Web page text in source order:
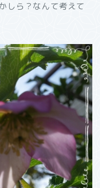
しら？なんて考えて